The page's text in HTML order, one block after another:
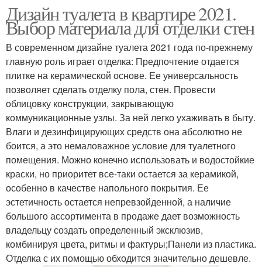
Дизайн туалета в квартире 2021.
Выбор материала для отделки стен
В современном дизайне туалета 2021 года по-прежнему
главную роль играет отделка: Предпочтение отдается
плитке на керамической основе. Ее универсальность
позволяет сделать отделку пола, стен. Провести
облицовку конструкции, закрывающую
коммуникационные узлы. За ней легко ухаживать в быту.
Влаги и дезинфицирующих средств она абсолютно не
боится, а это немаловажное условие для туалетного
помещения. Можно конечно использовать и водостойкие
краски, но приоритет все-таки остается за керамикой,
особенно в качестве напольного покрытия. Ее
эстетичность остается непревзойденной, а наличие
большого ассортимента в продаже дает возможность
владельцу создать определенный эксклюзив,
комбинируя цвета, ритмы и фактуры;Панели из пластика.
Отделка с их помощью обходится значительно дешевле.